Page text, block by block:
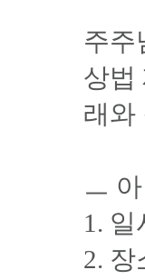
주주
상법
래와
ㅡ
1. 일
2. 장